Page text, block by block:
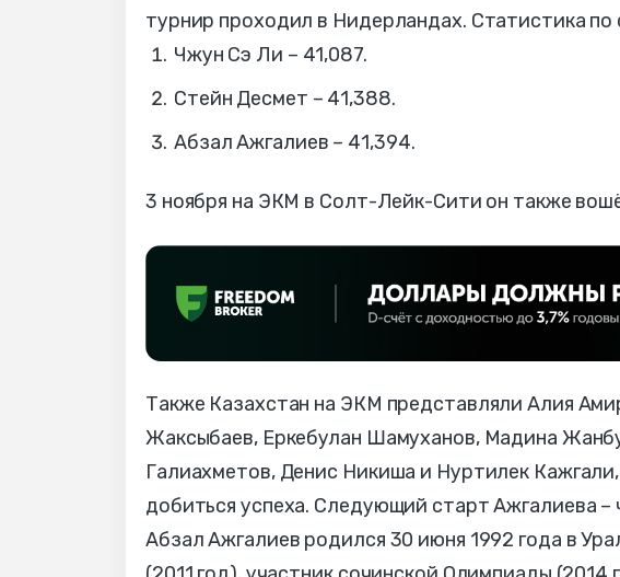
турнир проходил в Нидерландах. Статистика по
Чжун Сэ Ли – 41,087.
Стейн Десмет – 41,388.
Абзал Ажгалиев – 41,394.
3 ноября на ЭКМ в Солт-Лейк-Сити он также
Также Казахстан на ЭКМ представляли Алия
Жаксыбаев, Еркебулан Шамуханов, Мадина
Галиахметов, Денис Никиша и Нуртилек
добиться успеха. Следующий старт Ажгалиева –
Абзал Ажгалиев родился 30 июня 1992 года в